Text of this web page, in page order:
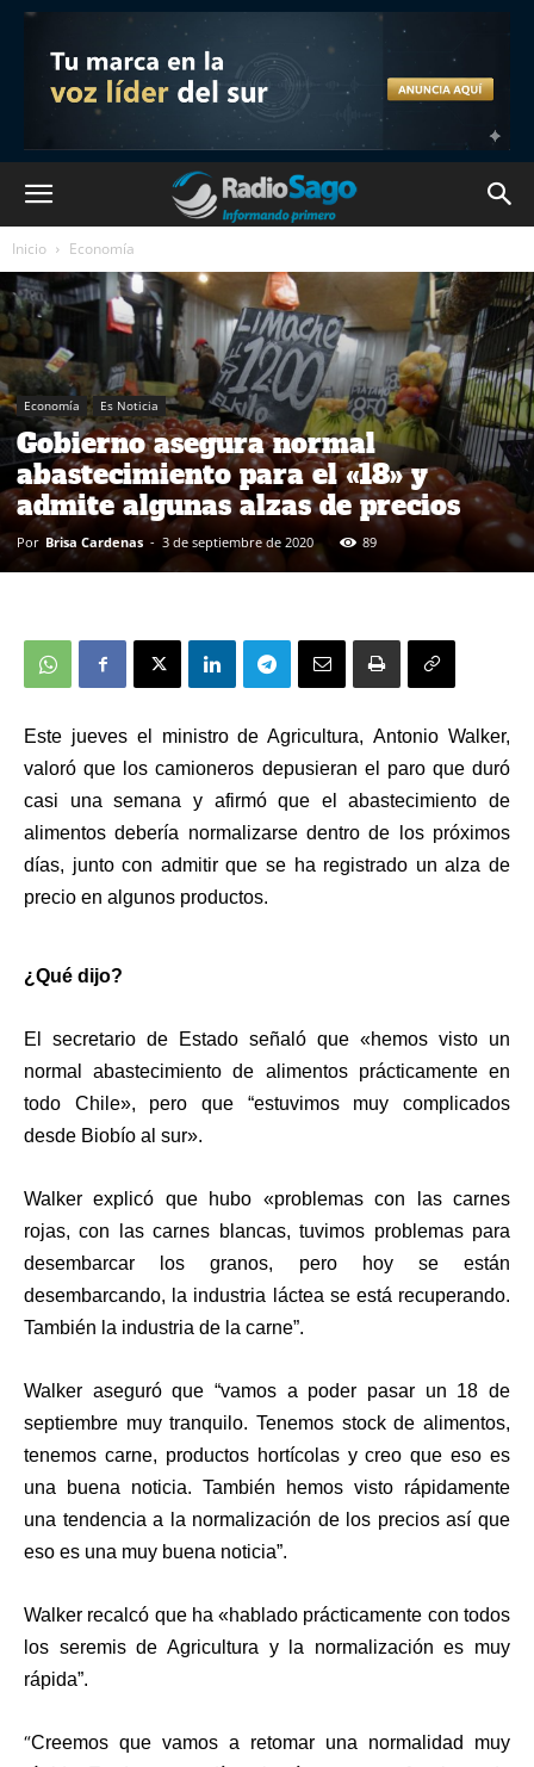
Inicio Economía
Economía Es Noticia
Gobierno asegura normal
abastecimiento para el «18» y
admite algunas alzas de precios
Por Brisa Cardenas - 3 de septiembre de 2020 89
Este jueves el ministro de Agricultura,Antonio Walker,
valoró que los camioneros depusieran el paro que duró
casi una semana y afirmó que el abastecimiento de
alimentos debería normalizarse dentro de los próximos
días, junto con admitir que se ha registrado un alza de
precio en algunos productos.
¿Qué dijo?
El secretario de Estado señaló que «hemos visto un
normal abastecimiento de alimentos prácticamente en
todo Chile», pero que “estuvimos muy complicados
desde Biobío al sur».
Walker explicó que hubo «problemas con las carnes
rojas, con las carnes blancas, tuvimos problemas para
desembarcar los granos, pero hoy se están
desembarcando, la industria láctea se está recuperando.
También la industria de la carne”.
Walker aseguró que “vamos a poder pasar un 18 de
septiembre muy tranquilo. Tenemos stock de alimentos,
tenemos carne, productos hortícolas y creo que eso es
una buena noticia. También hemos visto rápidamente
una tendencia a la normalización de los precios así que
eso es una muy buena noticia”.
Walker recalcó que ha «hablado prácticamente con todos
los seremis de Agricultura y la normalización es muy
rápida”.
“Creemos que vamos a retomar una normalidad muy